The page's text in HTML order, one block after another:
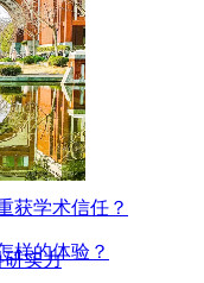
研实力
获学术信任？
样的体验？